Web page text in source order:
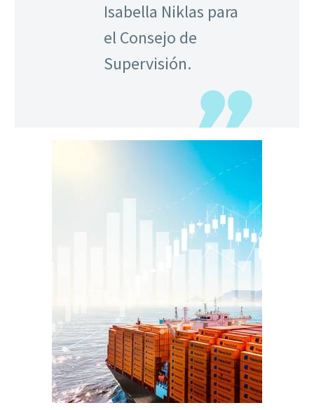
Isabella Niklas para
el Consejo de
Supervisión.